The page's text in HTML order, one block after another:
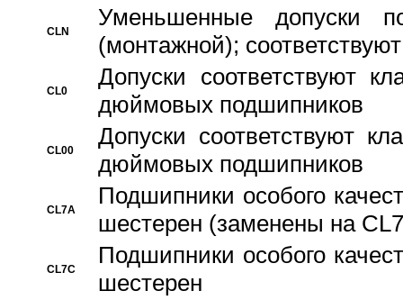
CLN
Уменьшенные
(монтажной);
CL0
Допуски соответствуют
дюймовых подшипников
CL00
Допуски соответствуют
дюймовых подшипников
CL7A
Подшипники особого
шестерен (заменены на
CL7C
Подшипники особого
шестерен